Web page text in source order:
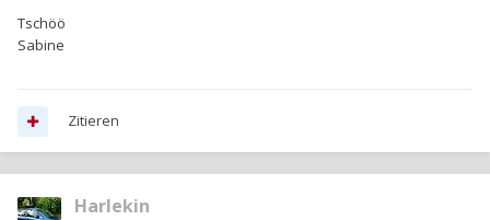
Tschöö
Sabine
Zitieren
Harlekin